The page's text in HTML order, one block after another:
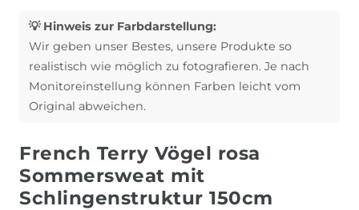
💡 Hinweis zur Farbdarstellung:
Wir geben unser Bestes, unsere Produkte so
realistisch wie möglich zu fotografieren. Je nach
Monitoreinstellung können Farben leicht vom
Original abweichen.
French Terry Vögel rosa
Sommersweat mit
Schlingenstruktur 150cm